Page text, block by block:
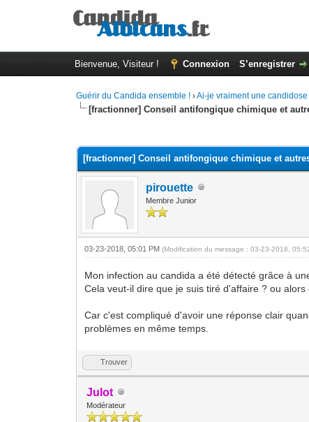
Bienvenue, Visiteur ! Connexion S’enregistrer
Guérir du Candida ensemble ! ›Ai-je vraiment une candidose
[fractionner] Conseil antifongique chimique et
[fractionner] Conseil antifongique chimique et
pirouette
Membre Junior
03-23-2018, 05:01 PM(Modification du message : 03-23-2018,
Mon infection au candida a été détecté grâce à
Cela veut-il dire que je suis tiré d'affaire ? ou
Car c'est compliqué d'avoir une réponse clair
problèmes en même temps.
Trouver
Julot
Modérateur